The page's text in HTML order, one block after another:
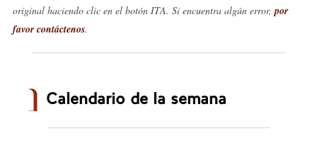
original haciendo clic en el botón ITA. Si encuentra algún error, por
favor contáctenos.
Calendario de la semana